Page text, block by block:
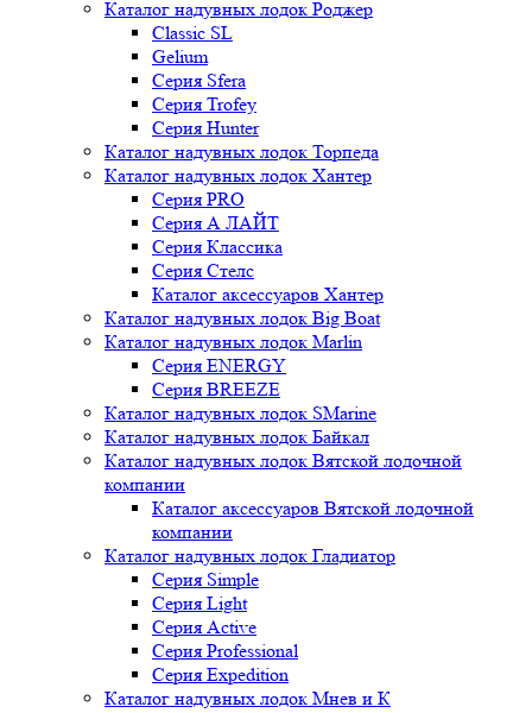
Каталог надувных лодок Роджер
Classic SL
Gelium
Серия Sfera
Серия Trofey
Серия Hunter
Каталог надувных лодок Торпеда
Каталог надувных лодок Хантер
Серия PRO
Серия А ЛАЙТ
Серия Классика
Серия Стелс
Каталог аксессуаров Хантер
Каталог надувных лодок Big Boat
Каталог надувных лодок Marlin
Серия ENERGY
Серия BREEZE
Каталог надувных лодок SMarine
Каталог надувных лодок Байкал
Каталог надувных лодок Вятской лодочной
компании
Каталог аксессуаров Вятской лодочной
компании
Каталог надувных лодок Гладиатор
Серия Simple
Серия Light
Серия Active
Серия Professional
Серия Expedition
Каталог надувных лодок Мнев и К